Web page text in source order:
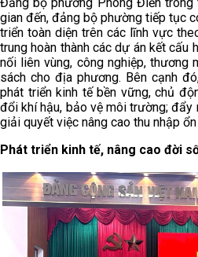
gian đến, đảng bộ phường tiếp tục
triển toàn diện trên các lĩnh vực
trung hoàn thành các dự án kết cấu
nối liên vùng, công nghiệp, thương
sách cho địa phương. Bên cạnh
phát triển kinh tế bền vững, chủ
đổi khí hậu, bảo vệ môi trường; đẩy
giải quyết việc nâng cao thu nhập
Phát triển kinh tế, nâng cao đời